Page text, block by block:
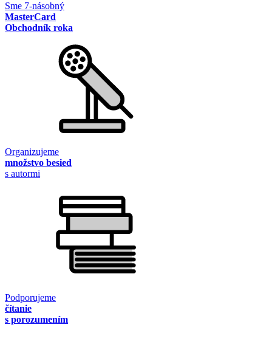
Sme 7-násobný
MasterCard
Obchodník roka
Organizujeme
množstvo besied
s autormi
Podporujeme
čítanie
s porozumením